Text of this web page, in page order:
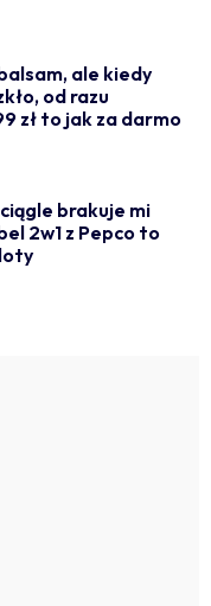
ale kiedy
od razu
zł to jak za darmo
brakuje mi
2w1 z Pepco to